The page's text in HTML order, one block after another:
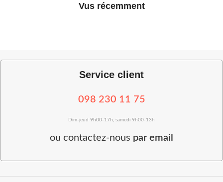
Vus récemment
Service client
098 230 11 75
Dim-jeud 9h00-17h, samedi 9h00-13h
ou contactez-nous par email